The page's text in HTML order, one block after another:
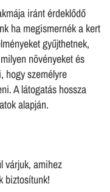
iránt érdeklődő
ha megismernék a kert
gyűjthetnek,
növényeket és
hogy személyre
A látogatás hossza
alapján.
várjuk, amihez
biztosítunk!